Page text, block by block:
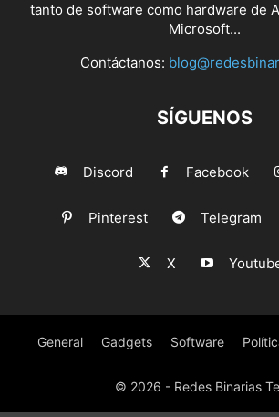
tanto de software como hardware de
Microsoft...
Contáctanos:
SÍGUENOS
Discord Facebook
Pinterest Telegram
X
General Gadgets Software
© 2026 - Redes Binarias